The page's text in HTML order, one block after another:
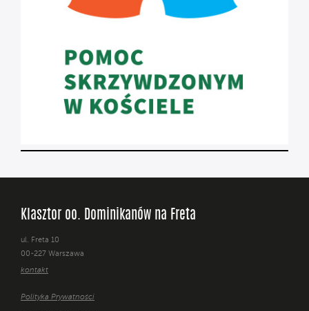
Klasztor oo. Dominikanów na Freta
ul. Freta 10
00-227 Warszawa
kontakt
Polityka Prywatności